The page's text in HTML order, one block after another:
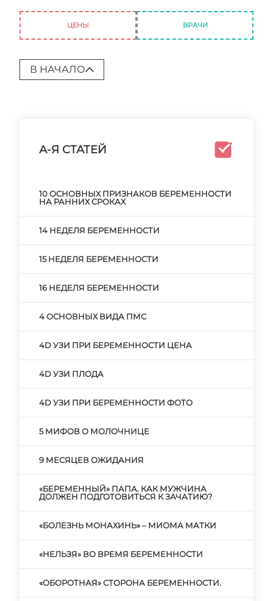
ЦЕНЫ ВРАЧИ
В НАЧАЛО
А-Я СТАТЕЙ
10 ОСНОВНЫХ ПРИЗНАКОВ БЕРЕМЕННОСТИ
НА РАННИХ СРОКАХ
14 НЕДЕЛЯ БЕРЕМЕННОСТИ
15 НЕДЕЛЯ БЕРЕМЕННОСТИ
16 НЕДЕЛЯ БЕРЕМЕННОСТИ
4 ОСНОВНЫХ ВИДА ПМС
4D УЗИ ПРИ БЕРЕМЕННОСТИ ЦЕНА
4D УЗИ ПЛОДА
4D УЗИ ПРИ БЕРЕМЕННОСТИ ФОТО
5 МИФОВ О МОЛОЧНИЦЕ
9 МЕСЯЦЕВ ОЖИДАНИЯ
«БЕРЕМЕННЫЙ» ПАПА. КАК МУЖЧИНА
ДОЛЖЕН ПОДГОТОВИТЬСЯ К ЗАЧАТИЮ?
«БОЛЕЗНЬ МОНАХИНЬ» – МИОМА МАТКИ
«НЕЛЬЗЯ» ВО ВРЕМЯ БЕРЕМЕННОСТИ
«ОБОРОТНАЯ» СТОРОНА БЕРЕМЕННОСТИ.